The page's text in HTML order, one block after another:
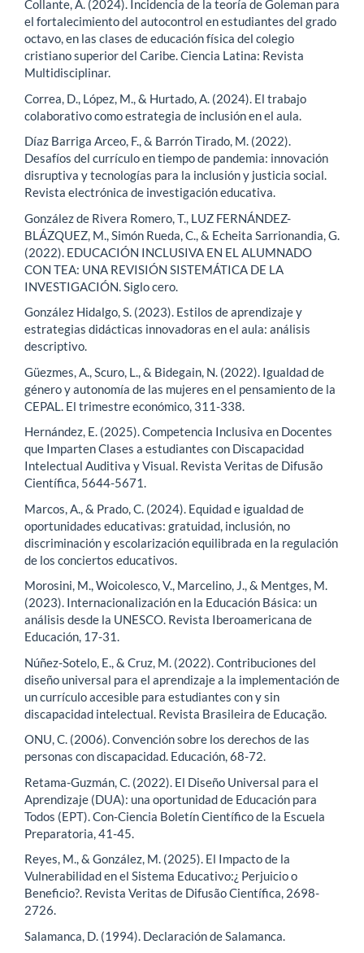
Collante, A. (2024). Incidencia de la teoría de Goleman para
el fortalecimiento del autocontrol en estudiantes del grado
octavo, en las clases de educación física del colegio
cristiano superior del Caribe. Ciencia Latina: Revista
Multidisciplinar.
Correa, D., López, M., & Hurtado, A. (2024). El trabajo
colaborativo como estrategia de inclusión en el aula.
Díaz Barriga Arceo, F., & Barrón Tirado, M. (2022).
Desafíos del currículo en tiempo de pandemia: innovación
disruptiva y tecnologías para la inclusión y justicia social.
Revista electrónica de investigación educativa.
González de Rivera Romero, T., LUZ FERNÁNDEZ-
BLÁZQUEZ, M., Simón Rueda, C., & Echeita Sarrionandia, G.
(2022). EDUCACIÓN INCLUSIVA EN EL ALUMNADO
CON TEA: UNA REVISIÓN SISTEMÁTICA DE LA
INVESTIGACIÓN. Siglo cero.
González Hidalgo, S. (2023). Estilos de aprendizaje y
estrategias didácticas innovadoras en el aula: análisis
descriptivo.
Güezmes, A., Scuro, L., & Bidegain, N. (2022). Igualdad de
género y autonomía de las mujeres en el pensamiento de la
CEPAL. El trimestre económico, 311-338.
Hernández, E. (2025). Competencia Inclusiva en Docentes
que Imparten Clases a estudiantes con Discapacidad
Intelectual Auditiva y Visual. Revista Veritas de Difusão
Científica, 5644-5671.
Marcos, A., & Prado, C. (2024). Equidad e igualdad de
oportunidades educativas: gratuidad, inclusión, no
discriminación y escolarización equilibrada en la regulación
de los conciertos educativos.
Morosini, M., Woicolesco, V., Marcelino, J., & Mentges, M.
(2023). Internacionalización en la Educación Básica: un
análisis desde la UNESCO. Revista Iberoamericana de
Educación, 17-31.
Núñez-Sotelo, E., & Cruz, M. (2022). Contribuciones del
diseño universal para el aprendizaje a la implementación de
un currículo accesible para estudiantes con y sin
discapacidad intelectual. Revista Brasileira de Educação.
ONU, C. (2006). Convención sobre los derechos de las
personas con discapacidad. Educación, 68-72.
Retama-Guzmán, C. (2022). El Diseño Universal para el
Aprendizaje (DUA): una oportunidad de Educación para
Todos (EPT). Con-Ciencia Boletín Científico de la Escuela
Preparatoria, 41-45.
Reyes, M., & González, M. (2025). El Impacto de la
Vulnerabilidad en el Sistema Educativo:¿ Perjuicio o
Beneficio?. Revista Veritas de Difusão Científica, 2698-
2726.
Salamanca, D. (1994). Declaración de Salamanca.